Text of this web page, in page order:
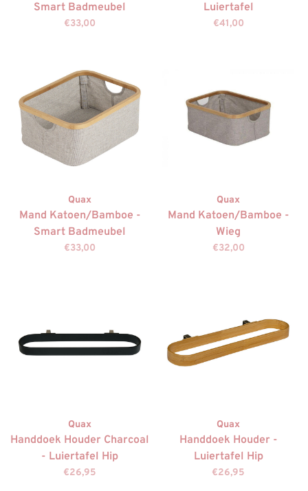
Smart Badmeubel
€33,00
Luiertafel
€41,00
Quax
Mand Katoen/Bamboe -
Smart Badmeubel
€33,00
Quax
Mand Katoen/Bamboe -
Wieg
€32,00
Quax
Handdoek Houder Charcoal
- Luiertafel Hip
€26,95
Quax
Handdoek Houder -
Luiertafel Hip
€26,95